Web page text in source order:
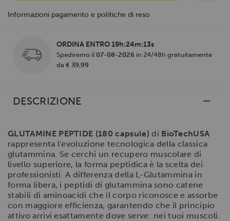
Informazioni pagamento e politiche di reso
ORDINA ENTRO19h:24m:12s
Spediremo il 07-08-2026 in 24/48h gratuitamente
da € 39,99
DESCRIZIONE
GLUTAMINE PEPTIDE (180 capsule) di BioTechUSA
rappresenta l'evoluzione tecnologica della classica
glutammina. Se cerchi un recupero muscolare di
livello superiore, la forma peptidica è la scelta dei
professionisti. A differenza della L-Glutammina in
forma libera, i peptidi di glutammina sono catene
stabili di aminoacidi che il corpo riconosce e assorbe
con maggiore efficienza, garantendo che il principio
attivo arrivi esattamente dove serve: nei tuoi muscoli.